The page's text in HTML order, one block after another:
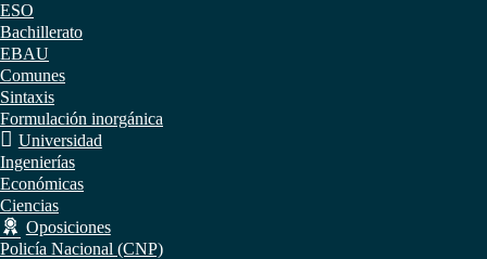
ESO
Bachillerato
EBAU
Comunes
Sintaxis
Formulación inorgánica
Universidad
Ingenierías
Económicas
Ciencias
Oposiciones
Policía Nacional (CNP)